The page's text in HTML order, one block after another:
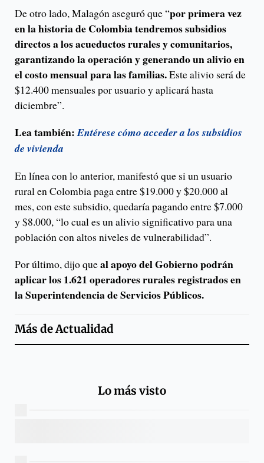
De otro lado, Malagón aseguró que “por primera vez
en la historia de Colombia tendremos subsidios
directos a los acueductos rurales y comunitarios,
garantizando la operación y generando un alivio en
el costo mensual para las familias.Este alivio será de
$12.400 mensuales por usuario y aplicará hasta
diciembre”.
Lea también:Entérese cómo acceder a los subsidios
de vivienda
En línea con lo anterior, manifestó que si un usuario
rural en Colombia paga entre $19.000 y $20.000 al
mes, con este subsidio, quedaría pagando entre $7.000
y $8.000, “lo cual es un alivio significativo para una
población con altos niveles de vulnerabilidad”.
Por último, dijo queal apoyo del Gobierno podrán
aplicar los 1.621 operadores rurales registrados en
la Superintendencia de Servicios Públicos.
Más deActualidad
Lo más visto